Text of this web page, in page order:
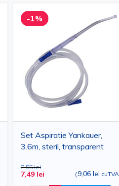
-1%
Set Aspiratie Yankauer,
3.6m, steril, transparent
7,49 lei
7,55 lei
( 9,06 lei cuTVA